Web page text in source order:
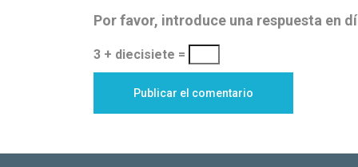
Por favor, introduce una respuesta en
3 + diecisiete =